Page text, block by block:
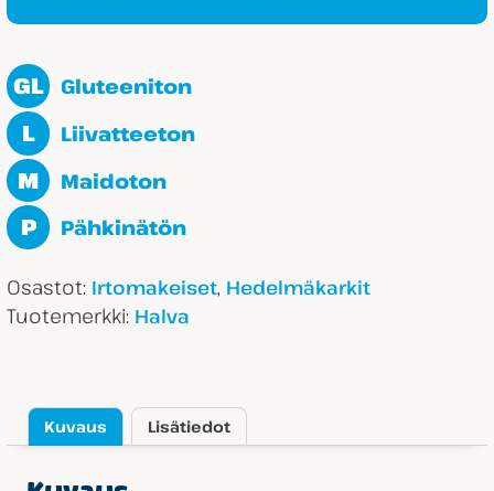
GL Gluteeniton
L Liivatteeton
M Maidoton
P Pähkinätön
Osastot: Irtomakeiset, Hedelmäkarkit
Tuotemerkki: Halva
Kuvaus Lisätiedot